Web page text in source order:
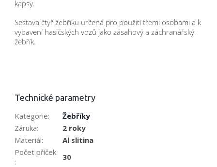
kapsy.
Sestava čtyř žebříku určená pro použití třemi osobami a k
vybavení hasičských vozů jako zásahový a záchranářský
žebřík.
Technické parametry
Kategorie:
Žebříky
Záruka:
2 roky
Materiál:
Al slitina
Počet příček
:
30